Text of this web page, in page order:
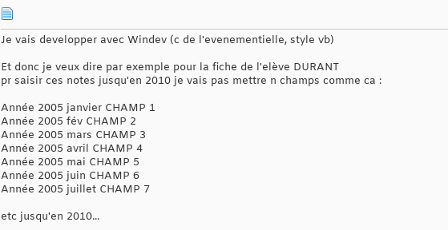
Je vais developper avec Windev (c de l'evenementielle, style vb)
Et donc je veux dire par exemple pour la fiche de l'elève DURANT
pr saisir ces notes jusqu'en 2010 je vais pas mettre n champs comme ca :
Année 2005 janvier CHAMP 1
Année 2005 fév CHAMP 2
Année 2005 mars CHAMP 3
Année 2005 avril CHAMP 4
Année 2005 mai CHAMP 5
Année 2005 juin CHAMP 6
Année 2005 juillet CHAMP 7
etc jusqu'en 2010...